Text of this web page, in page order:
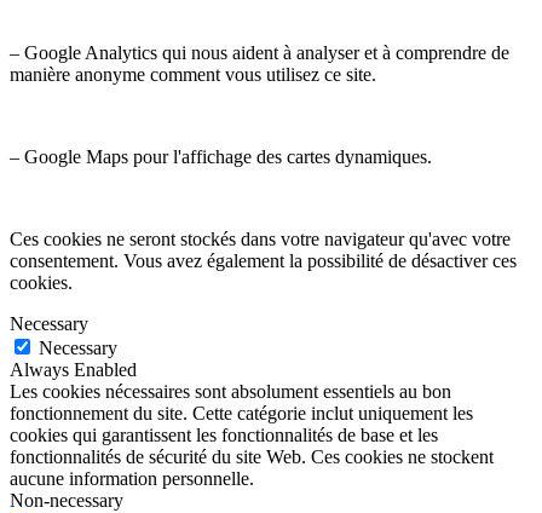
– Google Analytics qui nous aident à analyser et à comprendre de
manière anonyme comment vous utilisez ce site.
– Google Maps pour l'affichage des cartes dynamiques.
Ces cookies ne seront stockés dans votre navigateur qu'avec votre
consentement. Vous avez également la possibilité de désactiver ces
cookies.
Necessary
Necessary
Always Enabled
Les cookies nécessaires sont absolument essentiels au bon
fonctionnement du site. Cette catégorie inclut uniquement les
cookies qui garantissent les fonctionnalités de base et les
fonctionnalités de sécurité du site Web. Ces cookies ne stockent
aucune information personnelle.
Non-necessary